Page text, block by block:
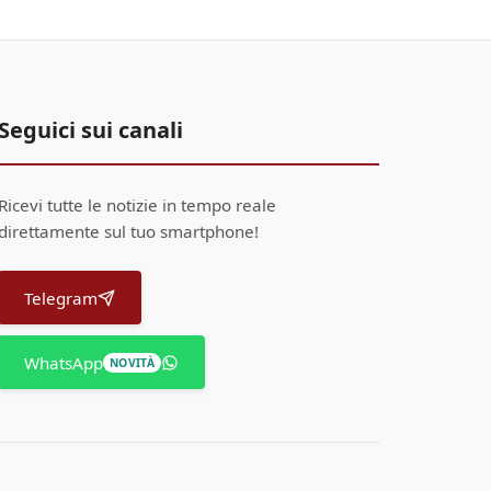
Seguici sui canali
Ricevi tutte le notizie in tempo reale
direttamente sul tuo smartphone!
Telegram
WhatsApp NOVITÀ